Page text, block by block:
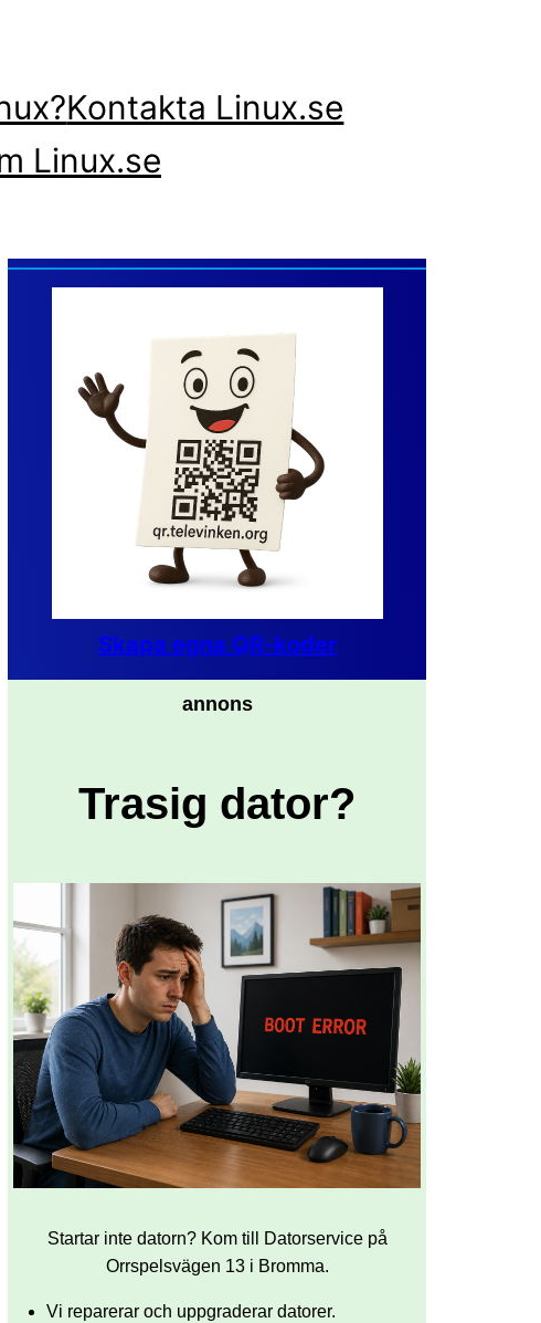
Kontakta Linux.se
Linux.se
Skapa egna QR-koder
annons
Trasig dator?
Startar inte datorn? Kom till Datorservice på
Orrspelsvägen 13 i Bromma.
Vi reparerar och uppgraderar datorer.